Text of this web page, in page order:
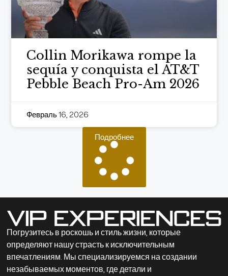
Collin Morikawa rompe la
sequía y conquista el AT&T
Pebble Beach Pro-Am 2026
Февраль 16, 2026
Подробнее
Погрузитесь в роскошь и стиль жизни, которые
определяют нашу страсть к исключительным
впечатлениям. Мы специализируемся на создании
незабываемых моментов, где детали и